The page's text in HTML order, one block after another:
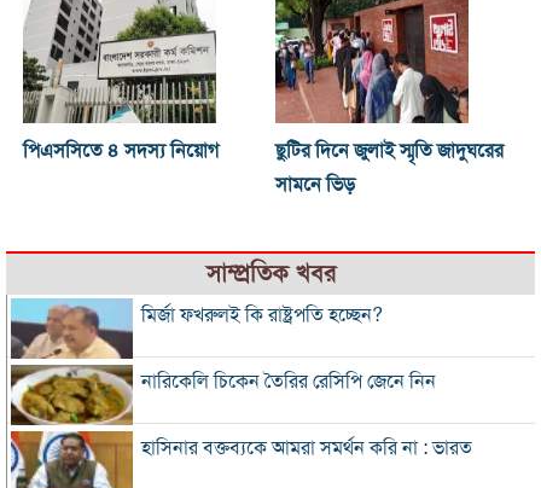
পিএসসিতে ৪ সদস্য নিয়োগ
ছুটির দিনে জুলাই স্মৃতি জাদুঘরের
সামনে ভিড়
সাম্প্রতিক খবর
মির্জা ফখরুলই কি রাষ্ট্রপতি হচ্ছেন?
নারিকেলি চিকেন তৈরির রেসিপি জেনে নিন
হাসিনার বক্তব্যকে আমরা সমর্থন করি না : ভারত